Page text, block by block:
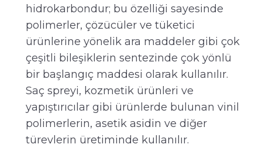
hidrokarbondur; bu özelliği sayesinde
polimerler, çözücüler ve tüketici
ürünlerine yönelik ara maddeler gibi çok
çeşitli bileşiklerin sentezinde çok yönlü
bir başlangıç maddesi olarak kullanılır.
Saç spreyi, kozmetik ürünleri ve
yapıştırıcılar gibi ürünlerde bulunan vinil
polimerlerin, asetik asidin ve diğer
türevlerin üretiminde kullanılır.